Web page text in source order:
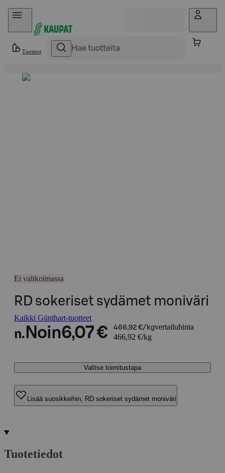
Hyppää sisältöön
Tuotteet
Ei valikoimassa
RD sokeriset sydämet moniväri
Kaikki Günthart-tuotteet
n. Noin6,07 € 466,92 €/kgvertailuhinta
466,92 €/kg
Valitse toimitustapa
Lisää suosikkeihin, RD sokeriset sydämet moniväri
Tuotetiedot